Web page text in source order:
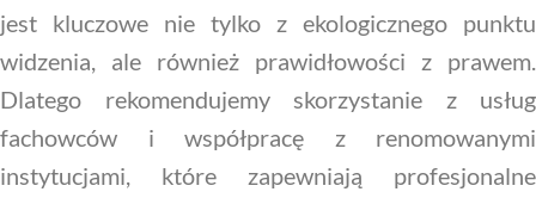
jest kluczowe nie tylko z ekologicznego punktu
widzenia, ale również prawidłowości z prawem.
Dlatego rekomendujemy skorzystanie z usług
fachowców i współpracę z renomowanymi
instytucjami, które zapewniają profesjonalne